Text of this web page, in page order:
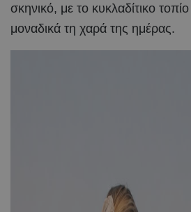
σκηνικό, με το κυκλαδίτικο
μοναδικά τη χαρά της ημέρας.